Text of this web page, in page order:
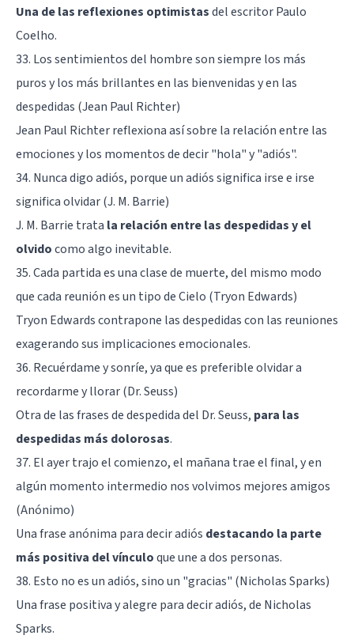
Una de las reflexiones optimistasdel escritor Paulo
Coelho.
33. Los sentimientos del hombre son siempre los más
puros y los más brillantes en las bienvenidas y en las
despedidas (Jean Paul Richter)
Jean Paul Richter reflexiona así sobre la relación entre las
emociones y los momentos de decir "hola" y "adiós".
34. Nunca digo adiós, porque un adiós significa irse e irse
significa olvidar (J. M. Barrie)
J. M. Barrie trata la relación entre las despedidas y el
olvidocomo algo inevitable.
35. Cada partida es una clase de muerte, del mismo modo
que cada reunión es un tipo de Cielo (Tryon Edwards)
Tryon Edwards contrapone las despedidas con las reuniones
exagerando sus implicaciones emocionales.
36. Recuérdame y sonríe, ya que es preferible olvidar a
recordarme y llorar (Dr. Seuss)
Otra de las frases de despedida del Dr. Seuss, para las
despedidas más dolorosas.
37. El ayer trajo el comienzo, el mañana trae el final, y en
algún momento intermedio nos volvimos mejores amigos
(Anónimo)
Una frase anónima para decir adiós destacando la parte
más positiva del vínculoque une a dos personas.
38. Esto no es un adiós, sino un "gracias" (Nicholas Sparks)
Una frase positiva y alegre para decir adiós, de Nicholas
Sparks.